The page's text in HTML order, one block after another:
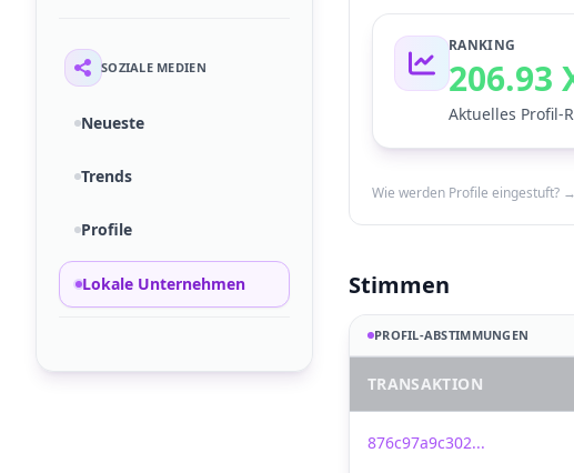
SOZIALE MEDIEN
Neueste
Trends
Profile
Lokale Unternehmen
RANKING
206.93
Aktuelles Profil-
Wie werden Profile eingestuft? →
Stimmen
PROFIL-ABSTIMMUNGEN
TRANSAKTION
876c97a9c302...